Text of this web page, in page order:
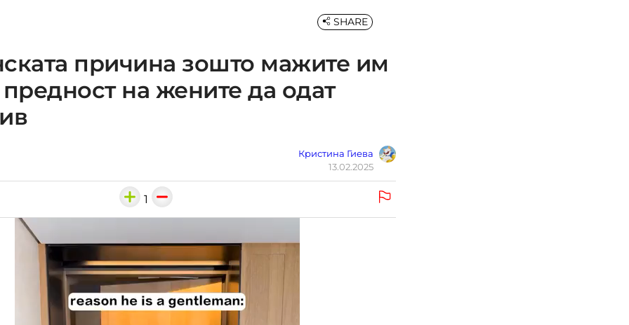
причина зошто мажите им
предност на жените да одат
Кристина Гиева
13.02.2025
SHARE
1